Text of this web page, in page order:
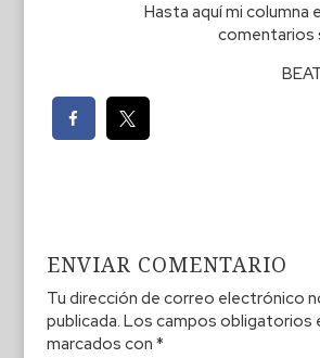
Hasta aquí mi columna
comentarios
ENVIAR COMENTARIO
Tu dirección de correo electrónico
publicada. Los campos obligatorios
marcados con *